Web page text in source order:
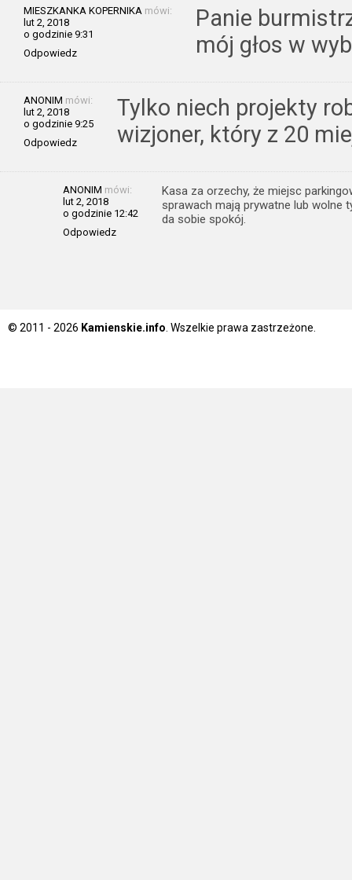
MIESZKANKA KOPERNIKA mówi:
lut 2, 2018
o godzinie 9:31
Odpowiedz
Panie
mój głos w
ANONIM mówi:
lut 2, 2018
o godzinie 9:25
Odpowiedz
Tylko niech projekty
wizjoner, który z 20
ANONIM mówi:
lut 2, 2018
o godzinie 12:42
Odpowiedz
Kasa za orzechy, że miejsc
sprawach mają prywatne lub wolne
da sobie spokój.
© 2011 - 2026 Kamienskie.info. Wszelkie prawa zastrzeżone.